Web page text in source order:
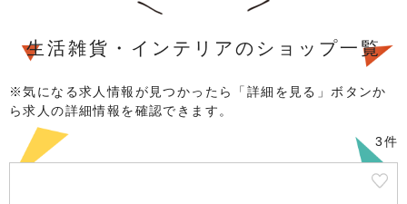
生活雑貨・インテリアのショップ一覧
※気になる求人情報が見つかったら「詳細を見る」ボタンか
ら求人の詳細情報を確認できます。
3件